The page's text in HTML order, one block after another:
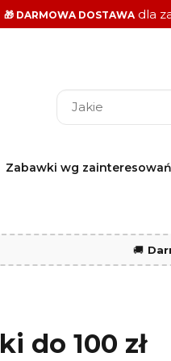
🎁 DARMOWA DOSTAWAdla
Zabawki wg zainteresowań
🚚
do 100 zł